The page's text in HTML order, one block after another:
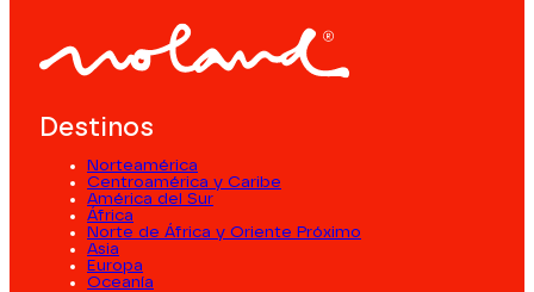
Destinos
Norteamérica
Centroamérica y Caribe
América del Sur
África
Norte de África y Oriente Próximo
Asia
Europa
Oceanía